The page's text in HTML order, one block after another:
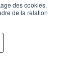
des cookies.
de la relation
avec une